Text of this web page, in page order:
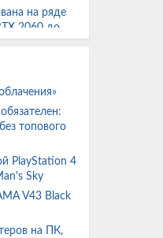
на ряде
2060 до
с
Win Max
в
тоннеля под
с
игр
топового
PlayStation 4
Sky
V43 Black
на ПК,